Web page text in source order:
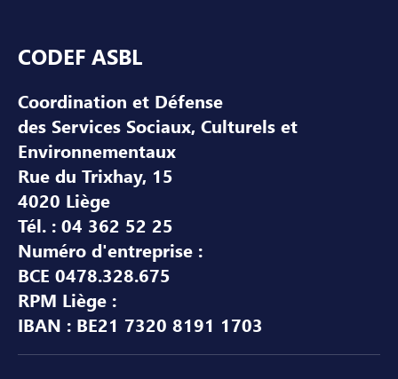
CODEF ASBL
Coordination et Défense
des Services Sociaux, Culturels et
Environnementaux
Rue du Trixhay, 15
4020 Liège
Tél. : 04 362 52 25
Numéro d'entreprise :
BCE 0478.328.675
RPM Liège :
IBAN : BE21 7320 8191 1703